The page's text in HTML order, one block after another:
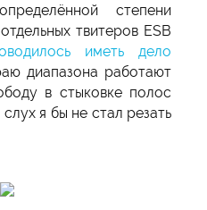
степени
твитеров ESB
иметь дело
диапазона работают
в стыковке полос
я бы не стал резать